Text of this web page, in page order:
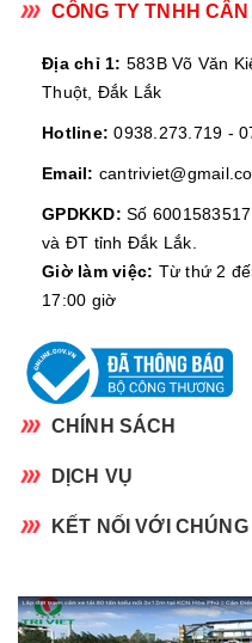
CÔNG TY TNHH
Địa chỉ 1: 583B Võ Văn
Thuột, Đắk Lắk
Hotline: 0938.273.719 -
Email:
GPDKKD: Số
và ĐT tỉnh Đắk Lắk.
Giờ làm việc: Từ thứ 2
17:00 giờ
CHÍNH SÁCH
DỊCH VỤ
KẾT NỐI VỚI CHÚNG